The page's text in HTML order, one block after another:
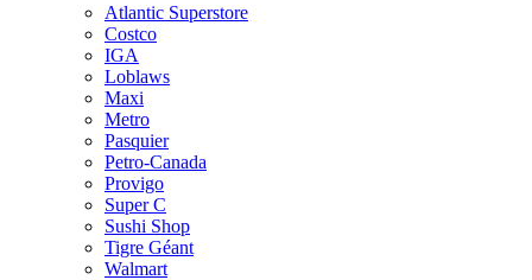
Atlantic Superstore
Costco
IGA
Loblaws
Maxi
Metro
Pasquier
Petro-Canada
Provigo
Super C
Sushi Shop
Tigre Géant
Walmart